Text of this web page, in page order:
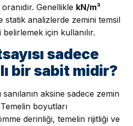
Genellikle kN/m³
statik analizlerde zemini temsil
için kullanılır.
sadece
bir sabit midir?
sanılanın aksine sadece zemin
boyutları
derinliği, temelin rijitliği ve